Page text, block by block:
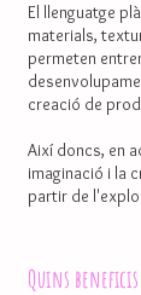
El llenguatge
materials,
permeten
creació de
Així doncs, en
imaginació i la
partir de
Quins